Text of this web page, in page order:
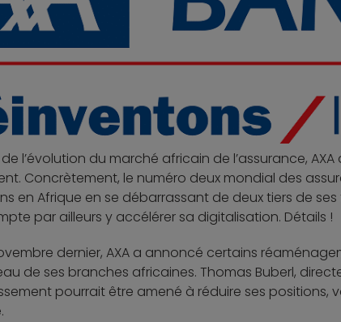
l’évolution du marché africain de l’assurance,
Concrètement, le numéro deux mondial des
en Afrique en se débarrassant de deux tiers de
par ailleurs y accélérer sa digitalisation. Détails !
dernier, AXA a annoncé certains
de ses branches africaines. Thomas Buberl,
pourrait être amené à réduire ses positions,